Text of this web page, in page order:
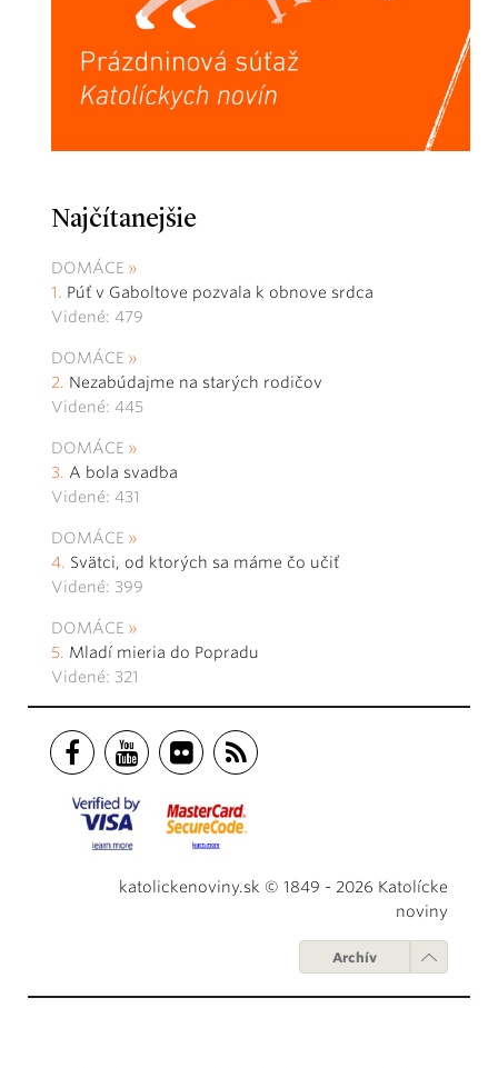
Najčítanejšie
DOMÁCE
Púť v Gaboltove pozvala k obnove srdca
Videné: 479
DOMÁCE
Nezabúdajme na starých rodičov
Videné: 445
DOMÁCE
A bola svadba
Videné: 431
DOMÁCE
Svätci, od ktorých sa máme čo učiť
Videné: 399
DOMÁCE
Mladí mieria do Popradu
Videné: 321
katolickenoviny.sk © 1849 - 2026 Katolícke
noviny
Archív